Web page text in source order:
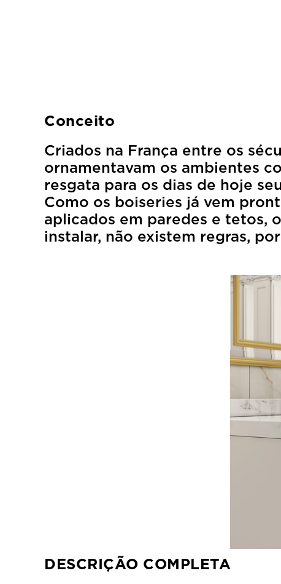
Conceito
Criados na França entre os
ornamentavam os ambientes
resgata para os dias de hoje
Como os boiseries já vem
aplicados em paredes e tetos,
instalar, não existem regras,
DESCRIÇÃO COMPLETA